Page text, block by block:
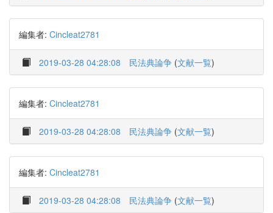
編集者: Cincleat2781
2019-03-28 04:28:08 民法典論争 (文献一覧)
編集者: Cincleat2781
2019-03-28 04:28:08 民法典論争 (文献一覧)
編集者: Cincleat2781
2019-03-28 04:28:08 民法典論争 (文献一覧)